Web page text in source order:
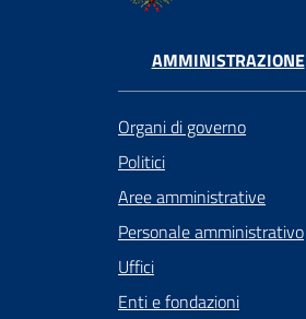
AMMINISTRAZIONE
Organi di governo
Politici
Aree amministrative
Personale amministrativo
Uffici
Enti e fondazioni